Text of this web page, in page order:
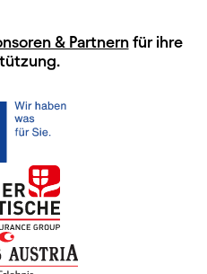
& Partnernfür ihre